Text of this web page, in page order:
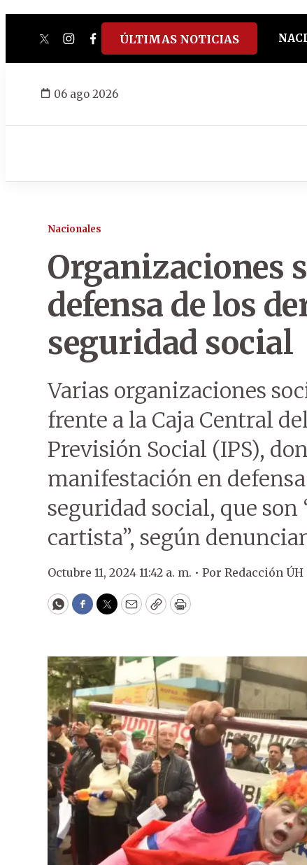
twitterinstagram
facebook
tiktokyoutube
spotify
ÚLTIMAS NOTICIAS
06 ago 2026
Nacionales
Organizaciones
defensa de los
seguridad social
Varias organizaciones
frente a la Caja Central
Previsión Social (IPS),
manifestación en
seguridad social, que
cartista”, según
Octubre 11, 2024 11:42 a. m. • Por Redacción ÚH
WhatsApp
Facebook
Twitter
EmailCopyPrint